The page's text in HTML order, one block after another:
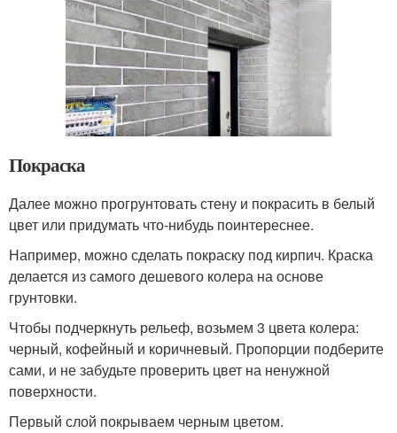
Покраска
Далее можно прогрунтовать стену и покрасить в белый
цвет или придумать что-нибудь поинтереснее.
Например, можно сделать покраску под кирпич. Краска
делается из самого дешевого колера на основе
грунтовки.
Чтобы подчеркнуть рельеф, возьмем 3 цвета колера:
черный, кофейный и коричневый. Пропорции подберите
сами, и не забудьте проверить цвет на ненужной
поверхности.
Первый слой покрываем черным цветом.